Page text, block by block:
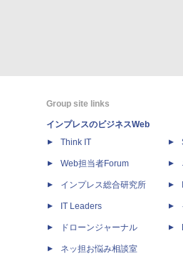
Group site links
インプレスのビジネスWeb
Think IT
Web担当者Forum
インプレス総合研究所
IT Leaders
ドローンジャーナル
ネッ担お悩み相談室